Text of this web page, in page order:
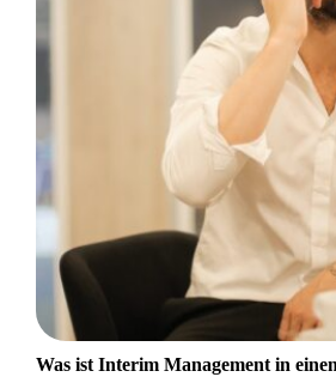
Was ist Interim Management in